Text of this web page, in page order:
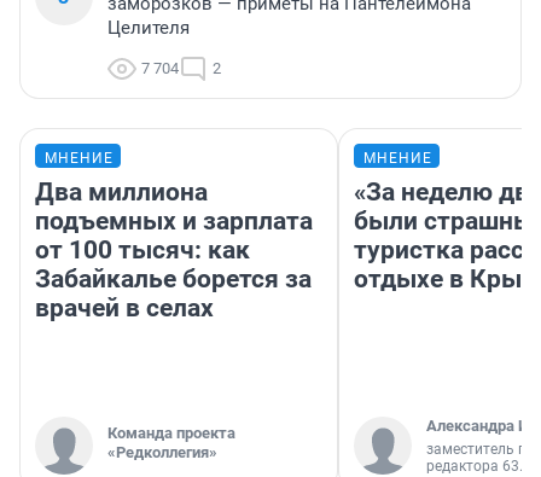
Целителя
7 704 2
МНЕНИЕ
Два миллиона
подъемных и зарплата
от 100 тысяч: как
Забайкалье борется за
врачей в селах
Команда проекта
«Редколлегия»
МНЕНИЕ
«За неделю
были
туристка
отдыхе в
Александра
заместитель
редактора 63.RU